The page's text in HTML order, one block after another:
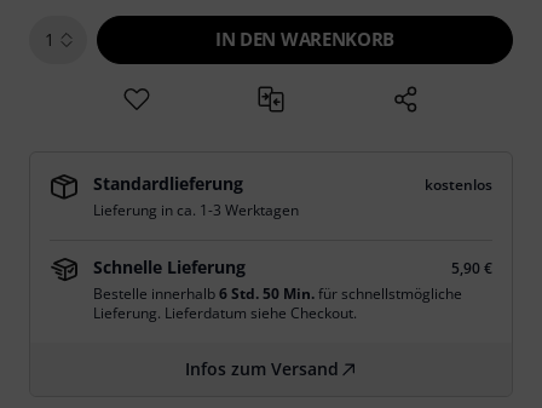
1 IN DEN WARENKORB
Standardlieferung
kostenlos
Lieferung in ca. 1-3 Werktagen
Schnelle Lieferung
5,90 €
Bestelle innerhalb6 Std. 50 Min.für schnellstmögliche
Lieferung. Lieferdatum siehe Checkout.
Infos zum Versand